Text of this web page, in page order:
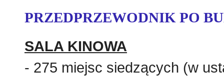
PRZEDPRZEWODNIK PO
SALA KINOWA
- 275 miejsc siedzących (w